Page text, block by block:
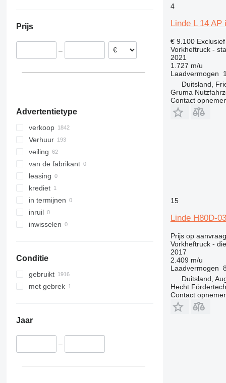
Hannover
Dortmund
Tsjechië
Spanje
Prijs
–
Advertentietype
verkoop
Verhuur
veiling
van de fabrikant
leasing
krediet
in termijnen
inruil
inwisselen
Conditie
gebruikt
met gebrek
Jaar
–
4
Linde L 14 AP
€ 9.100
Vorkheftruck -
2021
1.727 m/u
Laadvermogen
Duitsland,
Gruma
Contact
15
Linde H80D-
Prijs op aanvraag
Vorkheftruck -
2017
2.409 m/u
Laadvermogen
Duitsland,
Hecht
Contact